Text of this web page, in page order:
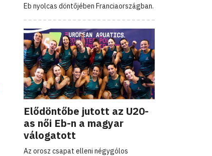
Eb nyolcas döntőjében Franciaországban.
Elődöntőbe jutott az U20-
as női Eb-n a magyar
válogatott
Az orosz csapat elleni négygólos